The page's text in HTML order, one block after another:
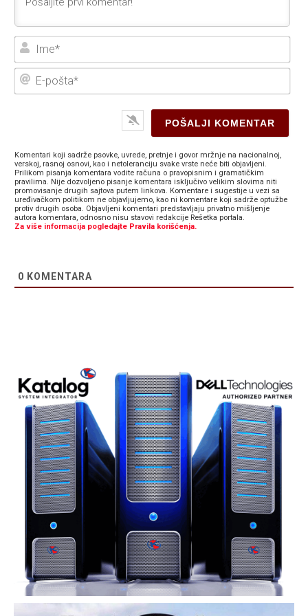
E-
Komentari koji sadrže psovke, uvrede, pretnje i govor mržnje na nacionalnoj,
verskoj, rasnoj osnovi, kao i netoleranciju svake vrste neće biti objavljeni.
Prilikom pisanja komentara vodite računa o pravopisnim i gramatičkim
pravilima. Nije dozvoljeno pisanje komentara isključivo velikim slovima niti
promovisanje drugih sajtova putem linkova. Komentare i sugestije u vezi sa
uređivačkom politikom ne objavljujemo, kao ni komentare koji sadrže optužbe
protiv drugih osoba. Objavljeni komentari predstavljaju privatno mišljenje
autora komentara, odnosno nisu stavovi redakcije Rešetka portala.
Za više informacija pogledajte Pravila korišćenja.
0 KOMENTARA